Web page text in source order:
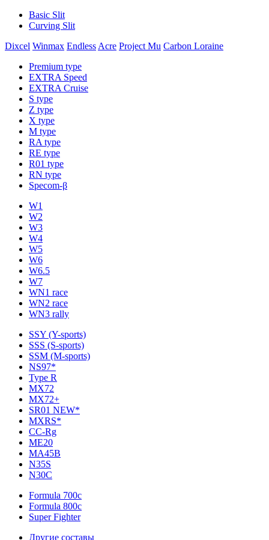
Basic Slit
Curving Slit
Dixcel Winmax Endless Acre Project Mu Carbon Loraine
Premium type
EXTRA Speed
EXTRA Cruise
S type
Z type
X type
M type
RA type
RE type
R01 type
RN type
Specom-β
W1
W2
W3
W4
W5
W6
W6.5
W7
WN1 race
WN2 race
WN3 rally
SSY (Y-sports)
SSS (S-sports)
SSM (M-sports)
NS97*
Type R
MX72
MX72+
SR01 NEW*
MXRS*
CC-Rg
ME20
MA45B
N35S
N30C
Formula 700c
Formula 800c
Super Fighter
Другие составы